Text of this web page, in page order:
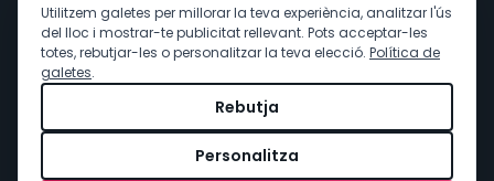
Consentiment de cookies
Utilitzem galetes per millorar la teva experiència, analitzar l'ús
del lloc i mostrar-te publicitat rellevant. Pots acceptar-les
totes, rebutjar-les o personalitzar la teva elecció. Política de
galetes.
Rebutja
Personalitza